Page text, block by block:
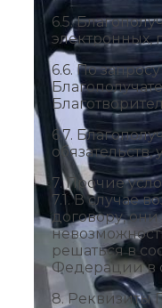
6.5.
электронных,
6.6. По
6.7.
7. Прочие
7.1. В случае
договору,
решаться в
Федерации в
8. Реквизиты